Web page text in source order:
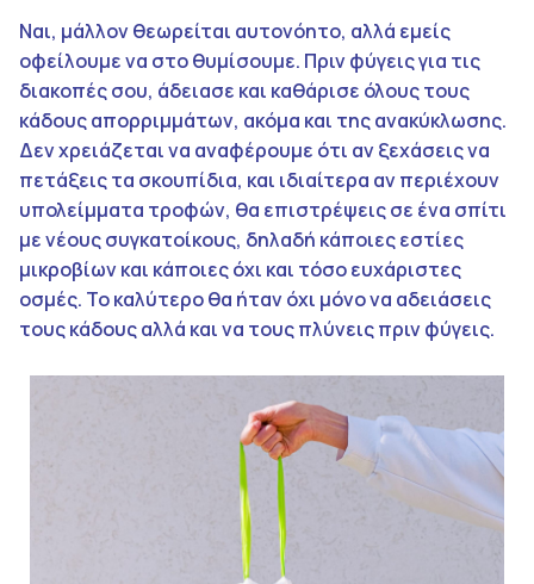
Ναι, μάλλον θεωρείται αυτονόητο, αλλά εμείς
οφείλουμε να στο θυμίσουμε. Πριν φύγεις για τις
διακοπές σου, άδειασε και καθάρισε όλους τους
κάδους απορριμμάτων, ακόμα και της ανακύκλωσης.
Δεν χρειάζεται να αναφέρουμε ότι αν ξεχάσεις να
πετάξεις τα σκουπίδια, και ιδιαίτερα αν περιέχουν
υπολείμματα τροφών, θα επιστρέψεις σε ένα σπίτι
με νέους συγκατοίκους, δηλαδή κάποιες εστίες
μικροβίων και κάποιες όχι και τόσο ευχάριστες
οσμές. Το καλύτερο θα ήταν όχι μόνο να αδειάσεις
τους κάδους αλλά και να τους πλύνεις πριν φύγεις.